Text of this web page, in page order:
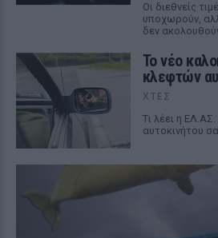
Οι διεθνείς
υποχωρούν,
δεν
Το νέο
κλεφτών
ΧΤΕΣ
Tι λέει η
αυτοκινήτου